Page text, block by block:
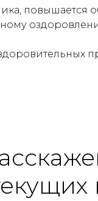
повышается